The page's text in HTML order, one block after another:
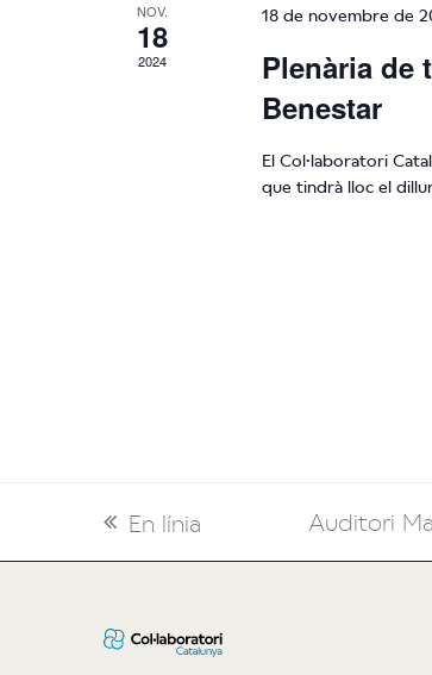
NOV.
18
2024
18 de novembre de
Plenària de
Benestar
El Col·laboratori
que tindrà lloc el
previous
post:
En línia
next
post:
Auditori